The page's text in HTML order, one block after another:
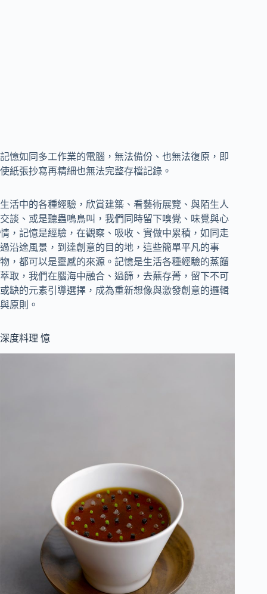
記憶如同多工作業的電腦，無法備份、也無法復原，即
使紙張抄寫再精細也無法完整存檔記錄。
生活中的各種經驗，欣賞建築、看藝術展覽、與陌生人
交談、或是聽蟲鳴鳥叫，我們同時留下嗅覺、味覺與心
情，記憶是經驗，在觀察、吸收、實做中累積，如同走
過沿途風景，到達創意的目的地，這些簡單平凡的事
物，都可以是靈感的來源。記憶是生活各種經驗的蒸餾
萃取，我們在腦海中融合、過篩，去蕪存菁，留下不可
或缺的元素引導選擇，成為重新想像與激發創意的邏輯
與原則。
深度料理 憶